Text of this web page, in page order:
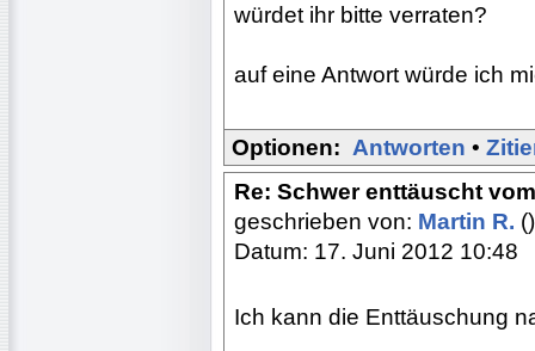
würdet ihr bitte verraten?
auf eine Antwort würde ich
Optionen: Antworten •
Re: Schwer enttäuscht
geschrieben von: Martin R. ()
Datum: 17. Juni 2012 10:48
Ich kann die Enttäuschung